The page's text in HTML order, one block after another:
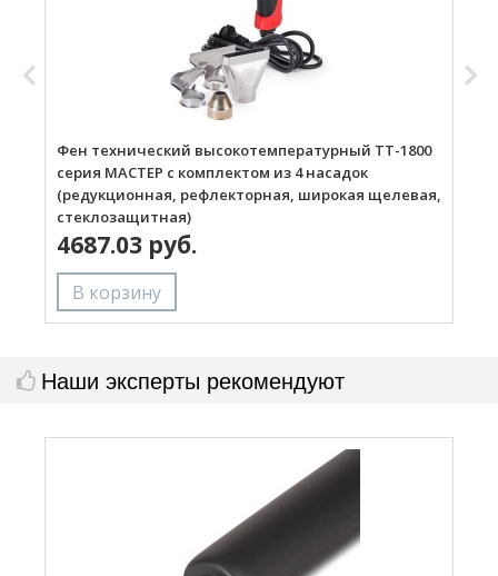
Фен технический высокотемпературный ТТ-1800
серия МАСТЕР с комплектом из 4 насадок
(редукционная, рефлекторная, широкая щелевая,
стеклозащитная)
4687.03 руб.
Наши эксперты рекомендуют